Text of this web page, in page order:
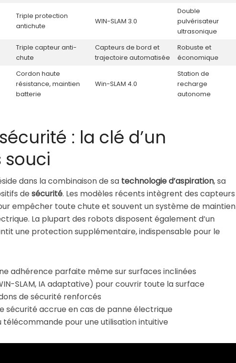
Triple protection
antichute
WIN-SLAM 3.0
Double
pulvérisateur
ultrasonique
Triple capteur anti-
chute
Capteurs de bord et
trajectoire automatisée
Robuste et
économique
Cordon haute
résistance, maintien
batterie
Win-SLAM 4.0
Station de
recharge
autonome
: la clé d’un
dans la combinaison de sa technologie d’aspiration, sa
de sécurité. Les modèles récents intègrent des capteurs
empêcher toute chute et souvent un système de maintien
La plupart des robots disposent également d’un
une protection supplémentaire, indispensable pour le
adhérence parfaite même sur surfaces inclinées
SLAM, IA adaptative) pour couvrir toute la surface
de sécurité renforcés
sécurité accrue en cas de panne électrique
télécommande pour une utilisation intuitive